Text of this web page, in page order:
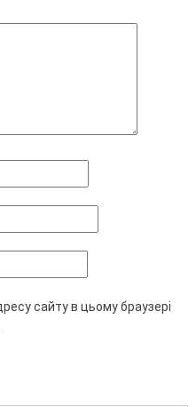
сайту в цьому браузері